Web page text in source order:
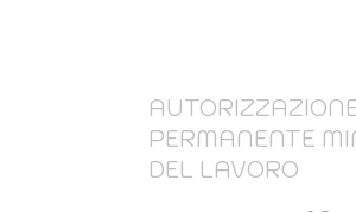
PERMANENTE
DEL LAVORO